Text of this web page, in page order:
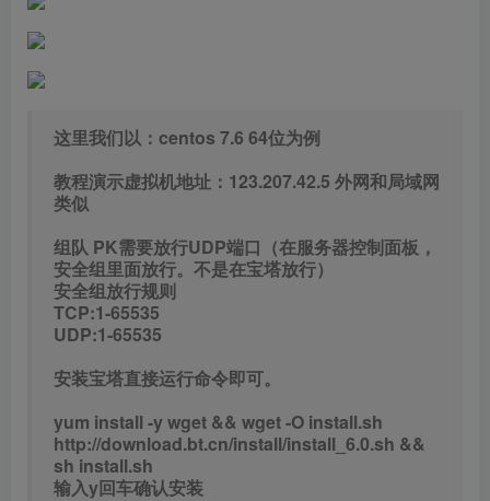
这里我们以：centos 7.6 64位为例
教程演示虚拟机地址：123.207.42.5 外网和局域网
类似
组队 PK需要放行UDP端口（在服务器控制面板，
安全组里面放行。不是在宝塔放行）
安全组放行规则
TCP:1-65535
UDP:1-65535
安装宝塔直接运行命令即可。
yum install -y wget && wget -O install.sh
http://download.bt.cn/install/install_6.0.sh &&
sh install.sh
输入y回车确认安装